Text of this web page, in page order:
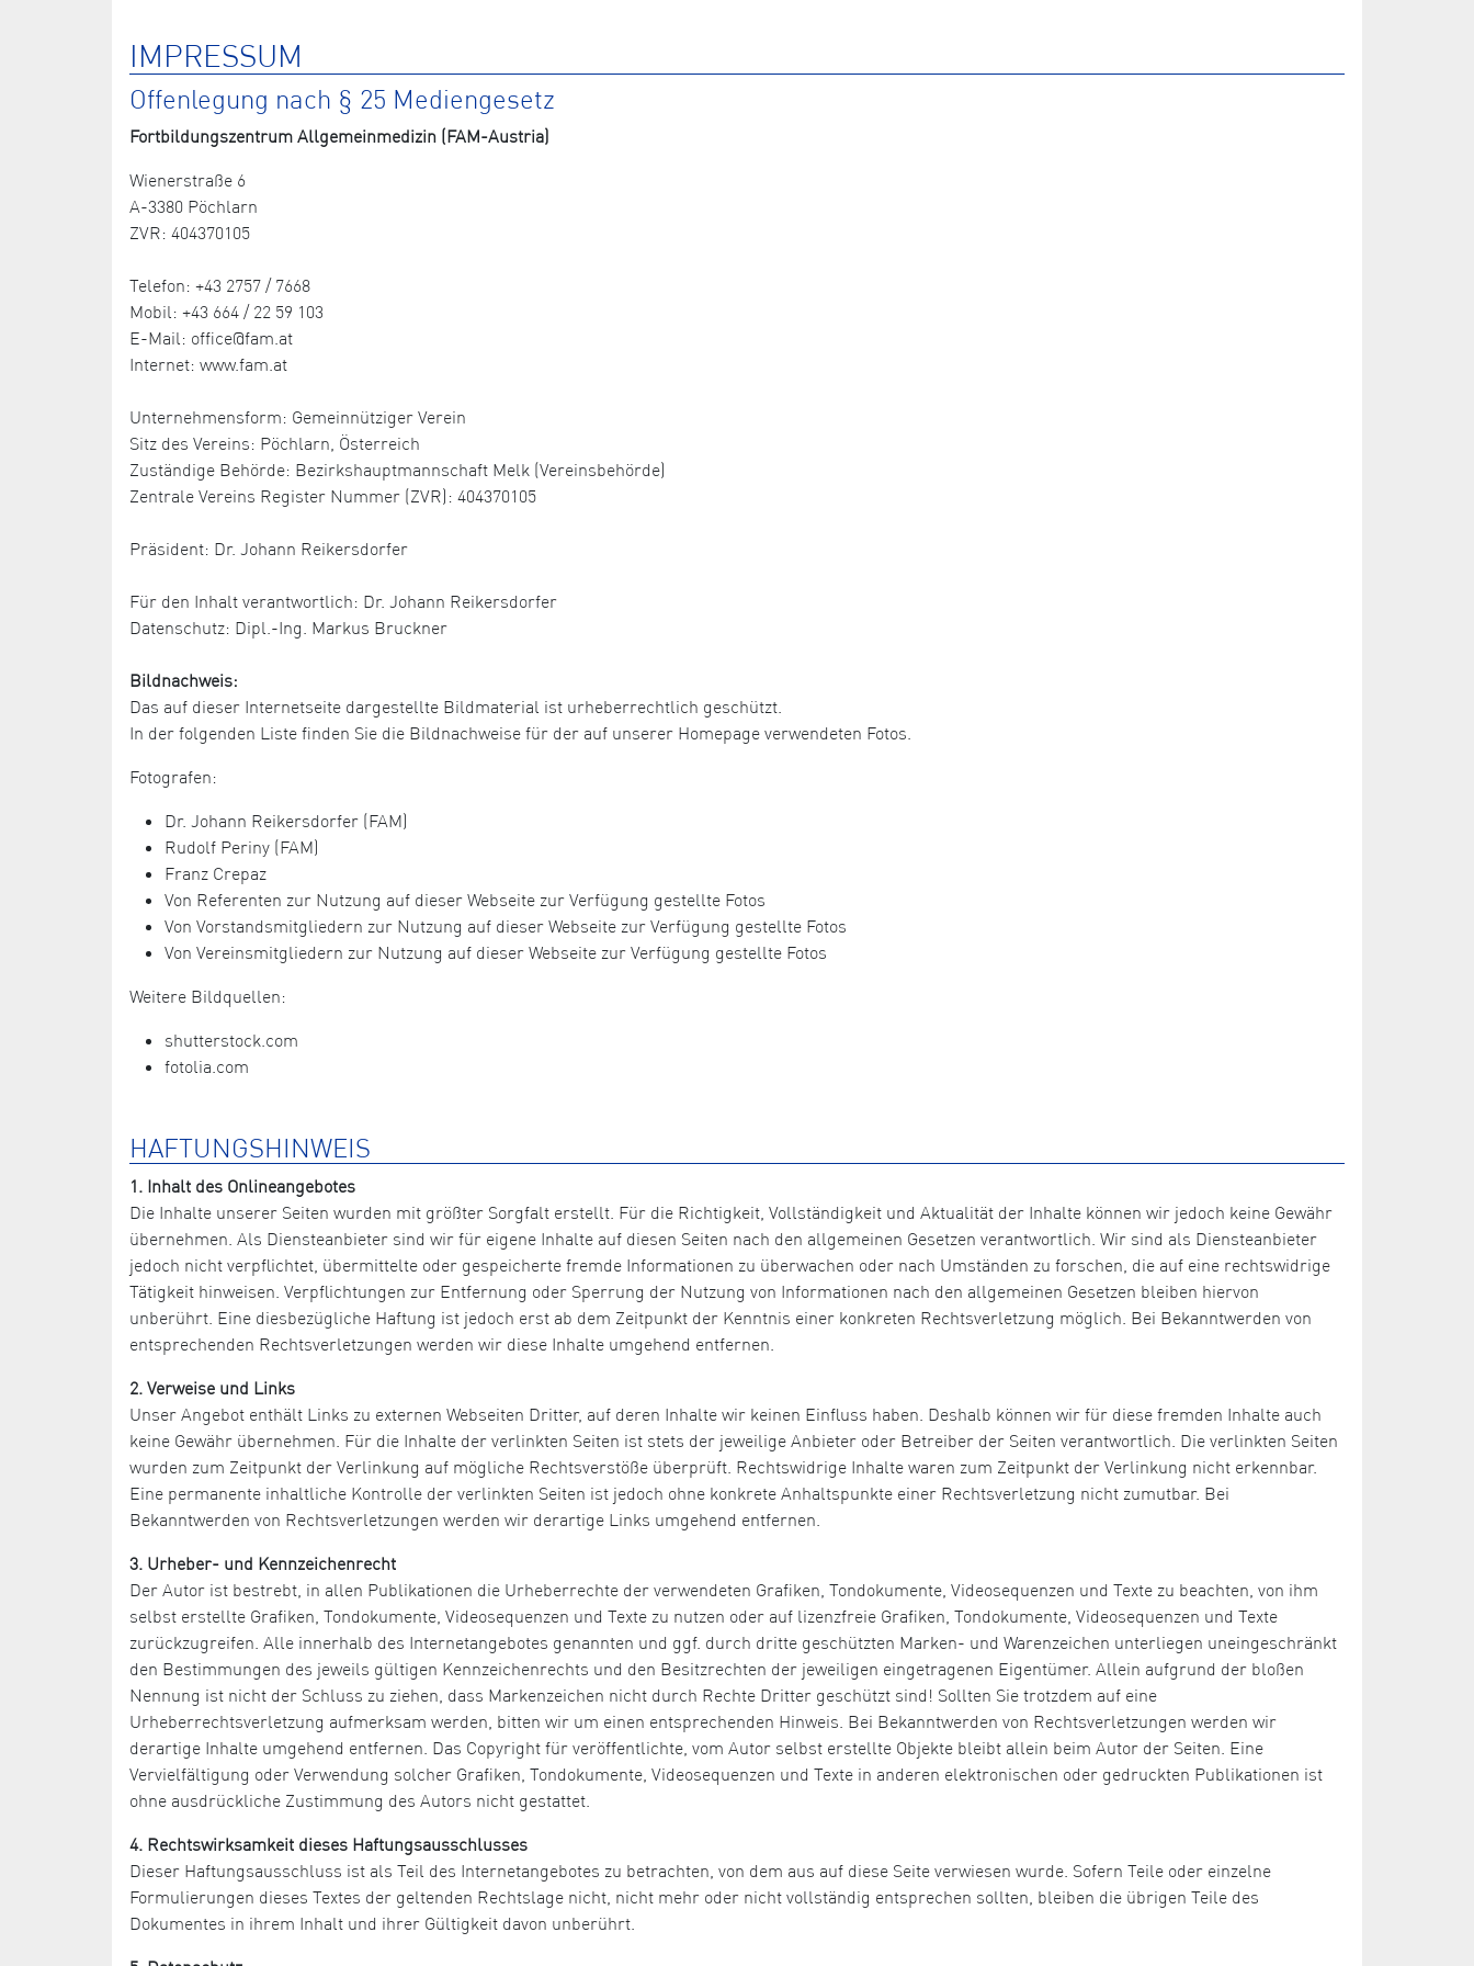
IMPRESSUM
Offenlegung nach § 25 Mediengesetz
Fortbildungszentrum Allgemeinmedizin (FAM-Austria)
Wienerstraße 6
A-3380 Pöchlarn
ZVR: 404370105
Telefon: +43 2757 / 7668
Mobil: +43 664 / 22 59 103
E-Mail: office@fam.at
Internet: www.fam.at
Unternehmensform: Gemeinnütziger Verein
Sitz des Vereins: Pöchlarn, Österreich
Zuständige Behörde: Bezirkshauptmannschaft Melk (Vereinsbehörde)
Zentrale Vereins Register Nummer (ZVR): 404370105
Präsident: Dr. Johann Reikersdorfer
Für den Inhalt verantwortlich: Dr. Johann Reikersdorfer
Datenschutz: Dipl.-Ing. Markus Bruckner
Bildnachweis:
Das auf dieser Internetseite dargestellte Bildmaterial ist urheberrechtlich geschützt.
In der folgenden Liste finden Sie die Bildnachweise für der auf unserer Homepage verwendeten Fotos.
Fotografen:
Dr. Johann Reikersdorfer (FAM)
Rudolf Periny (FAM)
Franz Crepaz
Von Referenten zur Nutzung auf dieser Webseite zur Verfügung gestellte Fotos
Von Vorstandsmitgliedern zur Nutzung auf dieser Webseite zur Verfügung gestellte Fotos
Von Vereinsmitgliedern zur Nutzung auf dieser Webseite zur Verfügung gestellte Fotos
Weitere Bildquellen:
shutterstock.com
fotolia.com
HAFTUNGSHINWEIS
1. Inhalt des Onlineangebotes
Die Inhalte unserer Seiten wurden mit größter Sorgfalt erstellt. Für die Richtigkeit, Vollständigkeit und Aktualität der Inhalte können wir jedoch keine Gewähr
übernehmen. Als Diensteanbieter sind wir für eigene Inhalte auf diesen Seiten nach den allgemeinen Gesetzen verantwortlich. Wir sind als Diensteanbieter
jedoch nicht verpflichtet, übermittelte oder gespeicherte fremde Informationen zu überwachen oder nach Umständen zu forschen, die auf eine rechtswidrige
Tätigkeit hinweisen. Verpflichtungen zur Entfernung oder Sperrung der Nutzung von Informationen nach den allgemeinen Gesetzen bleiben hiervon
unberührt. Eine diesbezügliche Haftung ist jedoch erst ab dem Zeitpunkt der Kenntnis einer konkreten Rechtsverletzung möglich. Bei Bekanntwerden von
entsprechenden Rechtsverletzungen werden wir diese Inhalte umgehend entfernen.
2. Verweise und Links
Unser Angebot enthält Links zu externen Webseiten Dritter, auf deren Inhalte wir keinen Einfluss haben. Deshalb können wir für diese fremden Inhalte auch
keine Gewähr übernehmen. Für die Inhalte der verlinkten Seiten ist stets der jeweilige Anbieter oder Betreiber der Seiten verantwortlich. Die verlinkten Seiten
wurden zum Zeitpunkt der Verlinkung auf mögliche Rechtsverstöße überprüft. Rechtswidrige Inhalte waren zum Zeitpunkt der Verlinkung nicht erkennbar.
Eine permanente inhaltliche Kontrolle der verlinkten Seiten ist jedoch ohne konkrete Anhaltspunkte einer Rechtsverletzung nicht zumutbar. Bei
Bekanntwerden von Rechtsverletzungen werden wir derartige Links umgehend entfernen.
3. Urheber- und Kennzeichenrecht
Der Autor ist bestrebt, in allen Publikationen die Urheberrechte der verwendeten Grafiken, Tondokumente, Videosequenzen und Texte zu beachten, von ihm
selbst erstellte Grafiken, Tondokumente, Videosequenzen und Texte zu nutzen oder auf lizenzfreie Grafiken, Tondokumente, Videosequenzen und Texte
zurückzugreifen. Alle innerhalb des Internetangebotes genannten und ggf. durch dritte geschützten Marken- und Warenzeichen unterliegen uneingeschränkt
den Bestimmungen des jeweils gültigen Kennzeichenrechts und den Besitzrechten der jeweiligen eingetragenen Eigentümer. Allein aufgrund der bloßen
Nennung ist nicht der Schluss zu ziehen, dass Markenzeichen nicht durch Rechte Dritter geschützt sind! Sollten Sie trotzdem auf eine
Urheberrechtsverletzung aufmerksam werden, bitten wir um einen entsprechenden Hinweis. Bei Bekanntwerden von Rechtsverletzungen werden wir
derartige Inhalte umgehend entfernen. Das Copyright für veröffentlichte, vom Autor selbst erstellte Objekte bleibt allein beim Autor der Seiten. Eine
Vervielfältigung oder Verwendung solcher Grafiken, Tondokumente, Videosequenzen und Texte in anderen elektronischen oder gedruckten Publikationen ist
ohne ausdrückliche Zustimmung des Autors nicht gestattet.
4. Rechtswirksamkeit dieses Haftungsausschlusses
Dieser Haftungsausschluss ist als Teil des Internetangebotes zu betrachten, von dem aus auf diese Seite verwiesen wurde. Sofern Teile oder einzelne
Formulierungen dieses Textes der geltenden Rechtslage nicht, nicht mehr oder nicht vollständig entsprechen sollten, bleiben die übrigen Teile des
Dokumentes in ihrem Inhalt und ihrer Gültigkeit davon unberührt.